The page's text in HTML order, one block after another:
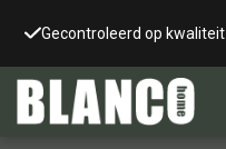
Gecontroleerd op kwaliteit